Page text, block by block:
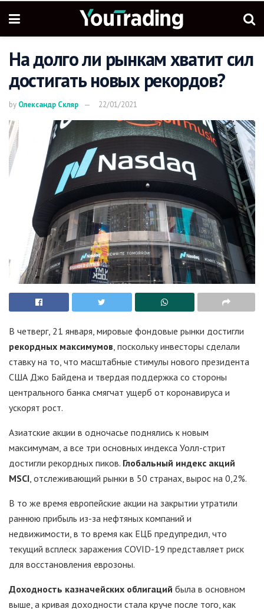
На долго ли рынкам хватит сил
достигать новых рекордов?
by Олександр Скляр 22/01/2021
В четверг, 21 января, мировые фондовые рынки достигли
рекордных максимумов, поскольку инвесторы сделали
ставку на то, что масштабные стимулы нового президента
США Джо Байдена и твердая поддержка со стороны
центрального банка смягчат ущерб от коронавируса и
ускорят рост.
Азиатские акции в одночасье поднялись к новым
максимумам, а все три основных индекса Уолл-стрит
достигли рекордных пиков. Глобальный индекс акций
MSCI, отслеживающий рынки в 50 странах, вырос на 0,2%.
В то же время европейские акции на закрытии утратили
раннюю прибыль из-за нефтяных компаний и
недвижимости, в то время как ЕЦБ предупредил, что
текущий всплеск заражения COVID-19 представляет риск
для восстановления еврозоны.
Доходность казначейских облигаций была в основном
выше, а кривая доходности стала круче после того, как